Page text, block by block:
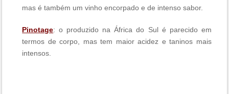
mas é também um vinho encorpado e de intenso sabor.
Pinotage: o produzido na África do Sul é parecido em
termos de corpo, mas tem maior acidez e taninos mais
intensos.